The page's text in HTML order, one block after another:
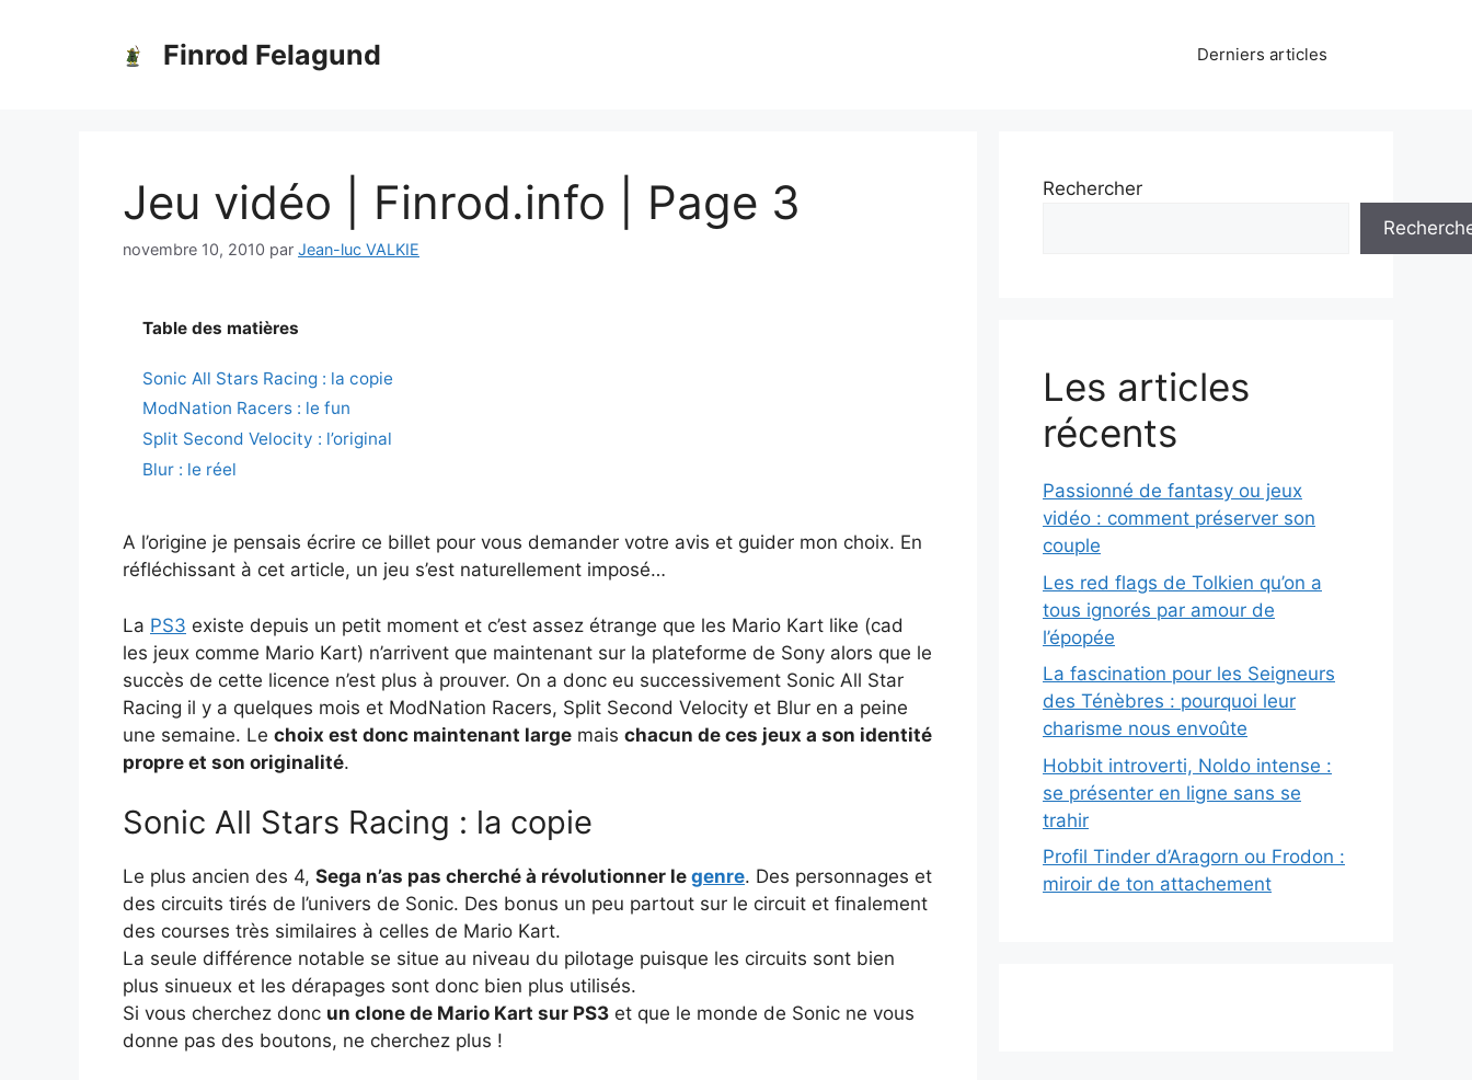
Finrod Felagund Derniers articles
Jeu vidéo | Finrod.info | Page 3
novembre 10, 2010 par Jean-luc VALKIE
Table des matières
Sonic All Stars Racing : la copie
ModNation Racers : le fun
Split Second Velocity : l’original
Blur : le réel
A l’origine je pensais écrire ce billet pour vous demander votre avis et guider mon choix. En
réfléchissant à cet article, un jeu s’est naturellement imposé…
La PS3 existe depuis un petit moment et c’est assez étrange que les Mario Kart like (cad
les jeux comme Mario Kart) n’arrivent que maintenant sur la plateforme de Sony alors que le
succès de cette licence n’est plus à prouver. On a donc eu successivement Sonic All Star
Racing il y a quelques mois et ModNation Racers, Split Second Velocity et Blur en a peine
une semaine. Le choix est donc maintenant large mais chacun de ces jeux a son identité
propre et son originalité.
Sonic All Stars Racing : la copie
Le plus ancien des 4, Sega n’as pas cherché à révolutionner le genre. Des personnages et
des circuits tirés de l’univers de Sonic. Des bonus un peu partout sur le circuit et finalement
des courses très similaires à celles de Mario Kart.
La seule différence notable se situe au niveau du pilotage puisque les circuits sont bien
plus sinueux et les dérapages sont donc bien plus utilisés.
Si vous cherchez donc un clone de Mario Kart sur PS3 et que le monde de Sonic ne vous
donne pas des boutons, ne cherchez plus !
Rechercher
Les articles
récents
Passionné de fantasy ou jeux
vidéo : comment préserver son
couple
Les red flags de Tolkien qu’on a
tous ignorés par amour de
l’épopée
La fascination pour les Seigneurs
des Ténèbres : pourquoi leur
charisme nous envoûte
Hobbit introverti, Noldo intense :
se présenter en ligne sans se
trahir
Profil Tinder d’Aragorn ou Frodon :
miroir de ton attachement